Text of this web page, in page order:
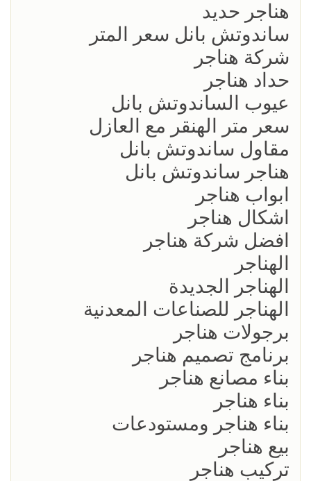
هناجر حديد
ساندوتش بانل سعر المتر
شركة هناجر
حداد هناجر
عيوب الساندوتش بانل
سعر متر الهنقر مع العازل
مقاول ساندوتش بانل
هناجر ساندوتش بانل
ابواب هناجر
اشكال هناجر
افضل شركة هناجر
الهناجر
الهناجر الجديدة
الهناجر للصناعات المعدنية
برجولات هناجر
برنامج تصميم هناجر
بناء مصانع هناجر
بناء هناجر
بناء هناجر ومستودعات
بيع هناجر
تركيب هناجر